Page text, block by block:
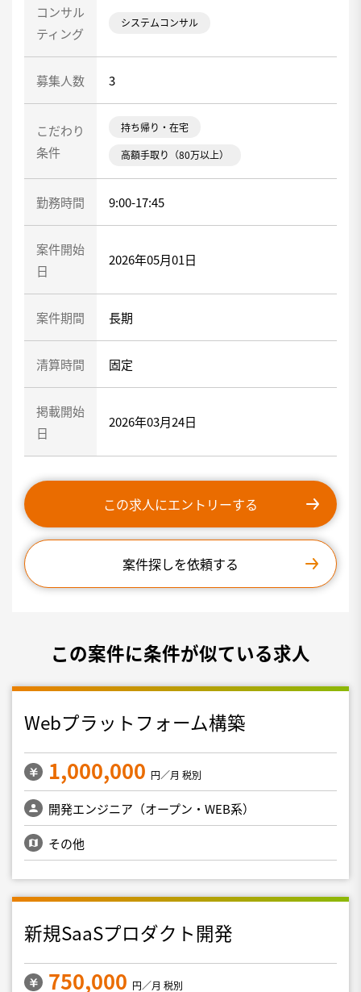
コンサル
ティング
システムコンサル
募集人数 3
こだわり
条件
持ち帰り・在宅
高額手取り（80万以上）
勤務時間 9:00-17:45
案件開始
日
2026年05月01日
案件期間 長期
清算時間 固定
掲載開始
日
2026年03月24日
この求人にエントリーする
案件探しを依頼する
この案件に条件が似ている求人
Webプラットフォーム構築
1,000,000 円／月 税別
開発エンジニア（オープン・WEB系）
その他
新規SaaSプロダクト開発
750,000 円／月 税別